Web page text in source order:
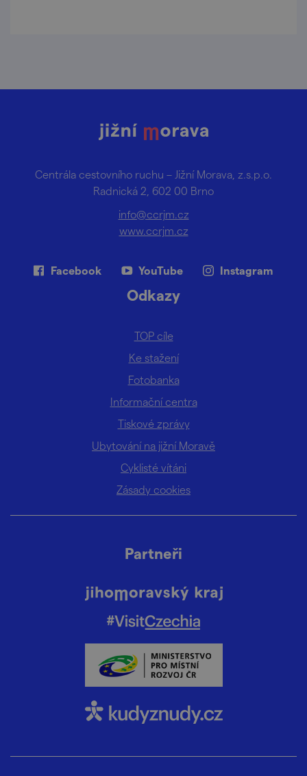
Centrála cestovního ruchu – Jižní Morava, z.s.p.o.
Radnická 2, 602 00 Brno
info@ccrjm.cz
www.ccrjm.cz
Facebook YouTube Instagram
Odkazy
TOP cíle
Ke stažení
Fotobanka
Informační centra
Tiskové zprávy
Ubytování na jižní Moravě
Cyklisté vítáni
Zásady cookies
Partneři